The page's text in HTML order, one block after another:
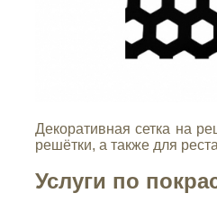
Декоративная сетка на
решётки, а также для
Услуги по